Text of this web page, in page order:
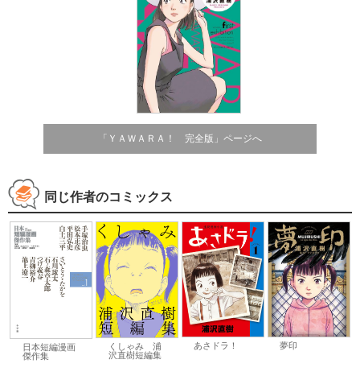
「ＹＡＷＡＲＡ！ 完全版」ページへ
同じ作者のコミックス
日本短編漫画
傑作集
くしゃみ 浦
沢直樹短編集
あさドラ！ 夢印